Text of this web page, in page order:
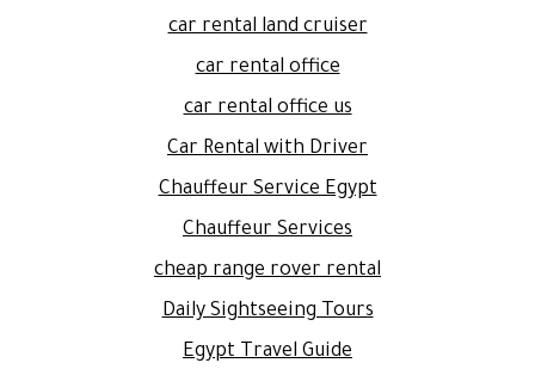
car rental land cruiser
car rental office
car rental office us
Car Rental with Driver
Chauffeur Service Egypt
Chauffeur Services
cheap range rover rental
Daily Sightseeing Tours
Egypt Travel Guide